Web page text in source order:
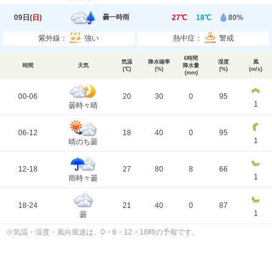
09日(日 ) 曇一時雨 27℃ 18℃ 80%
紫外線： 強い 熱中症： 警戒
時間 天気
気温
(℃)
降水確率
(%)
6時間
降水量
(mm)
湿度
(%)
風
(m/s)
00-06
曇時々晴
20 30 0
95
1
06-12
晴のち曇
18 40 0
95
1
12-18
雨時々曇
27 80 8
66
1
18-24
曇
21 40 0
87
1
※気温・湿度・風向風速は、0・6・12・18時の予報です。